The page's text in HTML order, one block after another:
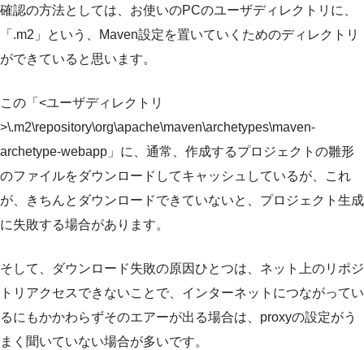
確認の方法としては、お使いのPCのユーザディレクトリに、
「.m2」という、Maven設定を置いていくためのディレクトリ
ができていると思います。
この「<ユーザディレクトリ
>\.m2\repository\org\apache\maven\archetypes\maven-
archetype-webapp」に、通常、作成するプロジェクトの雛形
のファイルをダウンロードしてキャッシュしているが、これ
が、きちんとダウンロードできていないと、プロジェクト生成
に失敗する場合があります。
そして、ダウンロード失敗の原因ひとつは、ネット上のリポジ
トリアクセスできないことで、インターネットにつながってい
るにもかかわらずそのエアーが出る場合は、proxyの設定がう
まく聞いていない場合が多いです。